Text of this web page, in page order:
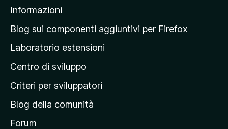
l
a
a
g
i
a
p
Informazioni
Blog sui componenti aggiuntivi per Firefox
Laboratorio estensioni
Centro di sviluppo
Criteri per sviluppatori
Blog della comunità
Forum